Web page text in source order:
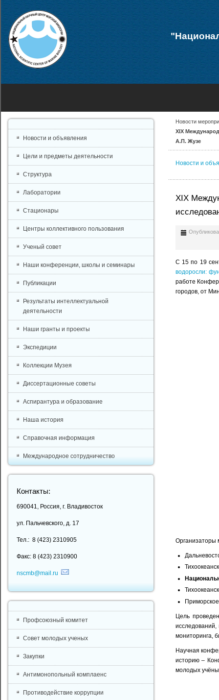
Новости
XIХ
А.П. Жузе
Новости и
XIХ
С 15 по 19
водоросли:
работе
городов, от
Организаторы
Цель
исследований,
мониторинга,
Научная
историю –
молодых
Новости и объявления
Цели и предметы деятельности
Структура
Лаборатории
Стационары
Центры коллективного пользования
Ученый совет
Наши конференции, школы и семинары
Публикации
Результаты интеллектуальной
деятельности
Наши гранты и проекты
Экспедиции
Коллекции Музея
Диссертационные советы
Аспирантура и образование
Наша история
Справочная информация
Международное сотрудничество
Контакты:
690041, Россия, г. Владивосток
ул. Пальчевского, д. 17
Тел.: 8 (423) 2310905
Факс: 8 (423) 2310900
nscmb@mail.ru
Профсоюзный комитет
Совет молодых ученых
Закупки
Антимонопольный комплаенс
Противодействие коррупции